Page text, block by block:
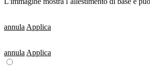
annula Applica
annula Applica